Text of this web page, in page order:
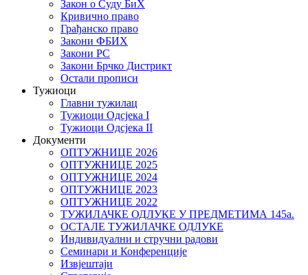
Закон о Суду БиХ
Кривично право
Грађанско право
Закони ФБИХ
Закони РС
Закони Брчко Дистрикт
Остали прописи
Тужиоци
Главни тужилац
Тужиоци Oдсјекa I
Тужиоци Oдсјекa II
Документи
ОПТУЖНИЦЕ 2026
ОПТУЖНИЦЕ 2025
ОПТУЖНИЦЕ 2024
ОПТУЖНИЦЕ 2023
ОПТУЖНИЦЕ 2022
ТУЖИЛАЧКЕ ОДЛУКЕ У ПРЕДМЕТИМА 145а.
ОСТАЛЕ ТУЖИЛАЧКЕ ОДЛУКЕ
Индивидуални и стручни радови
Семинари и Конференције
Извјештаји